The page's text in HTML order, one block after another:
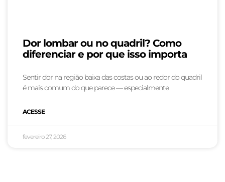
Dor lombar ou no quadril? Como
diferenciar e por que isso importa
Sentir dor na região baixa das costas ou ao redor do quadril
é mais comum do que parece — especialmente
ACESSE
fevereiro 27, 2026